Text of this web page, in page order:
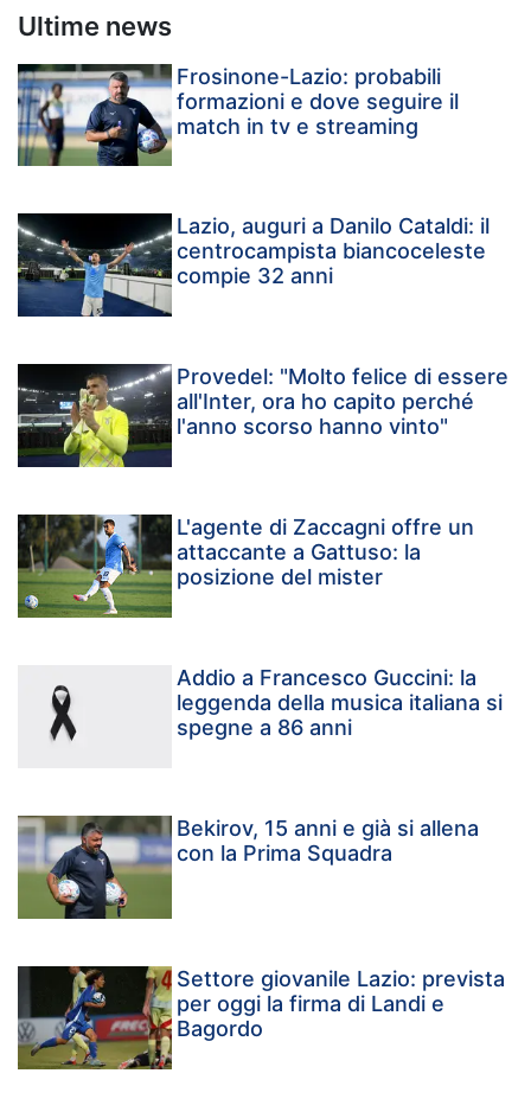
Ultime news
Frosinone-Lazio: probabili
formazioni e dove seguire il
match in tv e streaming
Lazio, auguri a Danilo Cataldi: il
centrocampista biancoceleste
compie 32 anni
Provedel: "Molto felice di essere
all'Inter, ora ho capito perché
l'anno scorso hanno vinto"
L'agente di Zaccagni offre un
attaccante a Gattuso: la
posizione del mister
Addio a Francesco Guccini: la
leggenda della musica italiana si
spegne a 86 anni
Bekirov, 15 anni e già si allena
con la Prima Squadra
Settore giovanile Lazio: prevista
per oggi la firma di Landi e
Bagordo